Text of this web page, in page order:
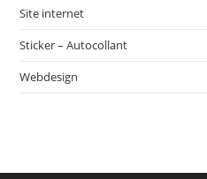
Site internet
Sticker – Autocollant
Webdesign